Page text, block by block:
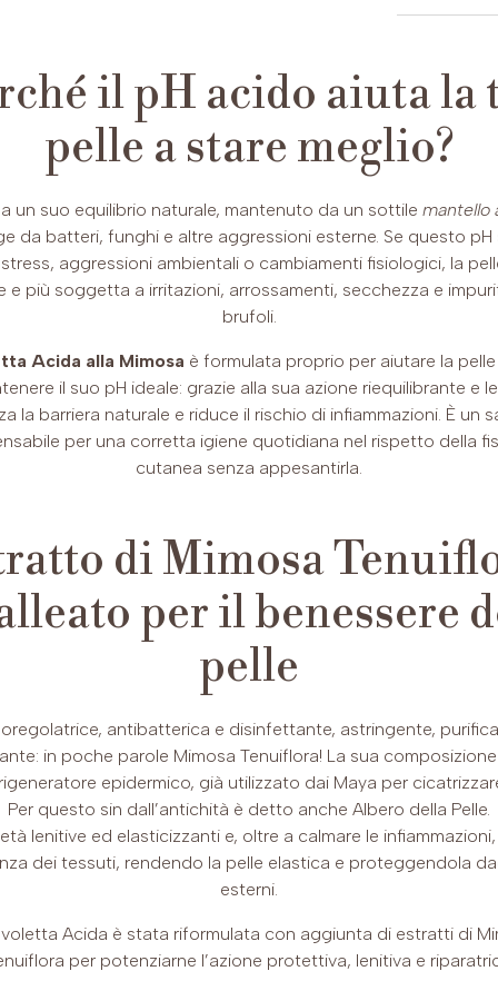
PAYPAL
o fino a 24
e per
a
Coco-
Petit
propyl
Extract,
il pH acido aiuta la
pelle a stare meglio?
un suo equilibrio naturale, mantenuto da un sottile mantello
da batteri, funghi e altre aggressioni esterne. Se questo pH
aggressioni ambientali o cambiamenti fisiologici, la
e più soggetta a irritazioni, arrossamenti, secchezza e
brufoli.
Acida alla Mimosa è formulata proprio per aiutare la
il suo pH ideale: grazie alla sua azione riequilibrante e
la barriera naturale e riduce il rischio di infiammazioni. È un
per una corretta igiene quotidiana nel rispetto della
cutanea senza appesantirla.
di Mimosa
per il benessere
pelle
antibatterica e disinfettante, astringente,
in poche parole Mimosa Tenuiflora! La sua
epidermico, già utilizzato dai Maya per
Per questo sin dall’antichità è detto anche Albero della Pelle.
lenitive ed elasticizzanti e, oltre a calmare le
dei tessuti, rendendo la pelle elastica e proteggendola
esterni.
Acida è stata riformulata con aggiunta di estratti di
per potenziarne l’azione protettiva, lenitiva e